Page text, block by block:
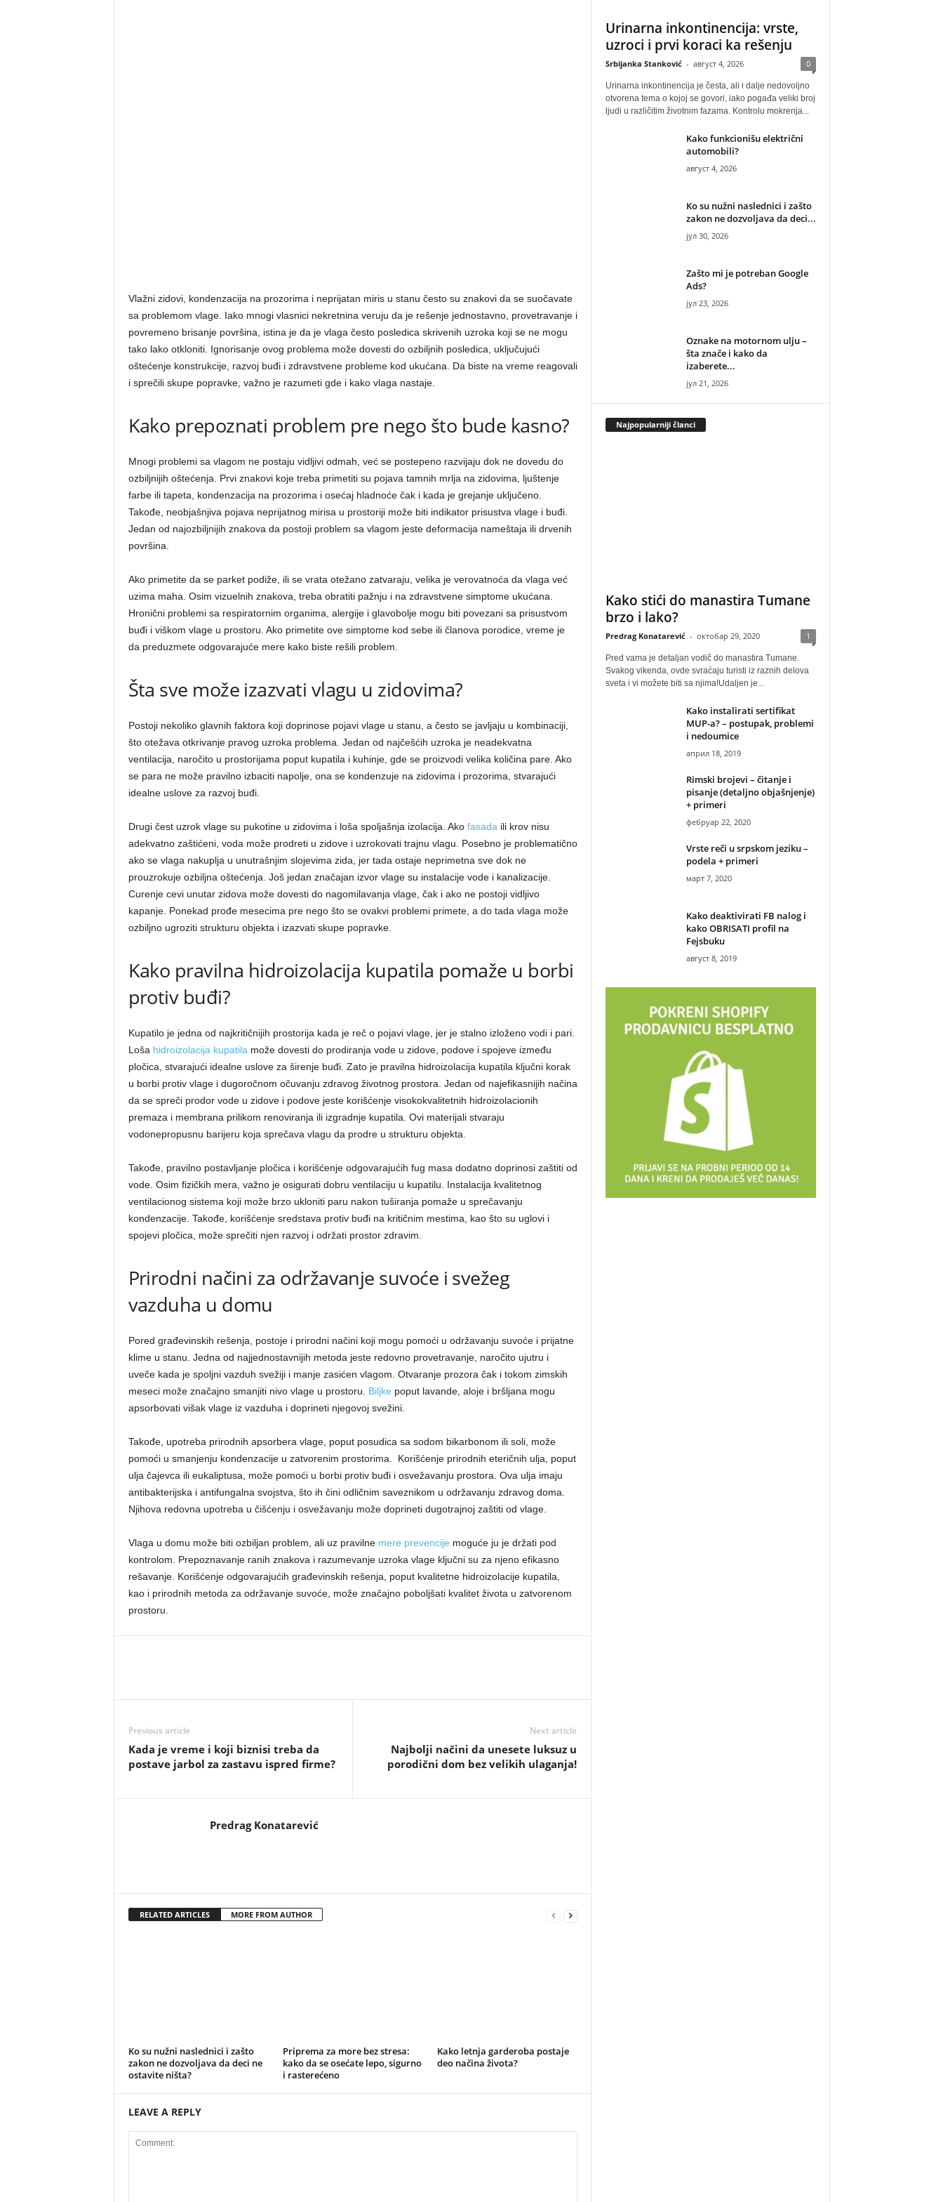
Vlažni zidovi, kondenzacija na prozorima i neprijatan miris u stanu često su znakovi da se suočavate
sa problemom vlage. Iako mnogi vlasnici nekretnina veruju da je rešenje jednostavno, provetravanje i
povremeno brisanje površina, istina je da je vlaga često posledica skrivenih uzroka koji se ne mogu
tako lako otkloniti. Ignorisanje ovog problema može dovesti do ozbiljnih posledica, uključujući
oštećenje konstrukcije, razvoj buđi i zdravstvene probleme kod ukućana. Da biste na vreme reagovali
i sprečili skupe popravke, važno je razumeti gde i kako vlaga nastaje.
Kako prepoznati problem pre nego što bude kasno?
Mnogi problemi sa vlagom ne postaju vidljivi odmah, već se postepeno razvijaju dok ne dovedu do
ozbiljnijih oštećenja. Prvi znakovi koje treba primetiti su pojava tamnih mrlja na zidovima, ljuštenje
farbe ili tapeta, kondenzacija na prozorima i osećaj hladnoće čak i kada je grejanje uključeno.
Takođe, neobjašnjiva pojava neprijatnog mirisa u prostoriji može biti indikator prisustva vlage i buđi.
Jedan od najozbiljnijih znakova da postoji problem sa vlagom jeste deformacija nameštaja ili drvenih
površina.
Ako primetite da se parket podiže, ili se vrata otežano zatvaraju, velika je verovatnoća da vlaga već
uzima maha. Osim vizuelnih znakova, treba obratiti pažnju i na zdravstvene simptome ukućana.
Hronični problemi sa respiratornim organima, alergije i glavobolje mogu biti povezani sa prisustvom
buđi i viškom vlage u prostoru. Ako primetite ove simptome kod sebe ili članova porodice, vreme je
da preduzmete odgovarajuće mere kako biste rešili problem.
Šta sve može izazvati vlagu u zidovima?
Postoji nekoliko glavnih faktora koji doprinose pojavi vlage u stanu, a često se javljaju u kombinaciji,
što otežava otkrivanje pravog uzroka problema. Jedan od najčešćih uzroka je neadekvatna
ventilacija, naročito u prostorijama poput kupatila i kuhinje, gde se proizvodi velika količina pare. Ako
se para ne može pravilno izbaciti napolje, ona se kondenzuje na zidovima i prozorima, stvarajući
idealne uslove za razvoj buđi.
Drugi čest uzrok vlage su pukotine u zidovima i loša spoljašnja izolacija. Ako fasada ili krov nisu
adekvatno zaštićeni, voda može prodreti u zidove i uzrokovati trajnu vlagu. Posebno je problematično
ako se vlaga nakuplja u unutrašnjim slojevima zida, jer tada ostaje neprimetna sve dok ne
prouzrokuje ozbiljna oštećenja. Još jedan značajan izvor vlage su instalacije vode i kanalizacije.
Curenje cevi unutar zidova može dovesti do nagomilavanja vlage, čak i ako ne postoji vidljivo
kapanje. Ponekad prođe mesecima pre nego što se ovakvi problemi primete, a do tada vlaga može
ozbiljno ugroziti strukturu objekta i izazvati skupe popravke.
Kako pravilna hidroizolacija kupatila pomaže u borbi
protiv buđi?
Kupatilo je jedna od najkritičnijih prostorija kada je reč o pojavi vlage, jer je stalno izloženo vodi i pari.
Loša hidroizolacija kupatila može dovesti do prodiranja vode u zidove, podove i spojeve između
pločica, stvarajući idealne uslove za širenje buđi. Zato je pravilna hidroizolacija kupatila ključni korak
u borbi protiv vlage i dugoročnom očuvanju zdravog životnog prostora. Jedan od najefikasnijih načina
da se spreči prodor vode u zidove i podove jeste korišćenje visokokvalitetnih hidroizolacionih
premaza i membrana prilikom renoviranja ili izgradnje kupatila. Ovi materijali stvaraju
vodonepropusnu barijeru koja sprečava vlagu da prodre u strukturu objekta.
Takođe, pravilno postavljanje pločica i korišćenje odgovarajućih fug masa dodatno doprinosi zaštiti od
vode. Osim fizičkih mera, važno je osigurati dobru ventilaciju u kupatilu. Instalacija kvalitetnog
ventilacionog sistema koji može brzo ukloniti paru nakon tuširanja pomaže u sprečavanju
kondenzacije. Takođe, korišćenje sredstava protiv buđi na kritičnim mestima, kao što su uglovi i
spojevi pločica, može sprečiti njen razvoj i održati prostor zdravim.
Prirodni načini za održavanje suvoće i svežeg
vazduha u domu
Pored građevinskih rešenja, postoje i prirodni načini koji mogu pomoći u održavanju suvoće i prijatne
klime u stanu. Jedna od najjednostavnijih metoda jeste redovno provetravanje, naročito ujutru i
uveče kada je spoljni vazduh svežiji i manje zasićen vlagom. Otvaranje prozora čak i tokom zimskih
meseci može značajno smanjiti nivo vlage u prostoru. Biljke poput lavande, aloje i bršljana mogu
apsorbovati višak vlage iz vazduha i doprineti njegovoj svežini.
Takođe, upotreba prirodnih apsorbera vlage, poput posudica sa sodom bikarbonom ili soli, može
pomoći u smanjenju kondenzacije u zatvorenim prostorima. Korišćenje prirodnih eteričnih ulja, poput
ulja čajevca ili eukaliptusa, može pomoći u borbi protiv buđi i osvežavanju prostora. Ova ulja imaju
antibakterijska i antifungalna svojstva, što ih čini odličnim saveznikom u održavanju zdravog doma.
Njihova redovna upotreba u čišćenju i osvežavanju može doprineti dugotrajnoj zaštiti od vlage.
Vlaga u domu može biti ozbiljan problem, ali uz pravilne mere prevencije moguće ju je držati pod
kontrolom. Prepoznavanje ranih znakova i razumevanje uzroka vlage ključni su za njeno efikasno
rešavanje. Korišćenje odgovarajućih građevinskih rešenja, poput kvalitetne hidroizolacije kupatila,
kao i prirodnih metoda za održavanje suvoće, može značajno poboljšati kvalitet života u zatvorenom
prostoru.
Previous article
Kada je vreme i koji biznisi treba da
postave jarbol za zastavu ispred firme?
Next article
Najbolji načini da unesete luksuz u
porodični dom bez velikih ulaganja!
Predrag Konatarević
RELATED ARTICLES MORE FROM AUTHOR
Ko su nužni naslednici i zašto
zakon ne dozvoljava da deci ne
ostavite ništa?
Priprema za more bez stresa:
kako da se osećate lepo, sigurno
i rasterećeno
Kako letnja garderoba postaje
deo načina života?
LEAVE A REPLY
Urinarna inkontinencija: vrste,
uzroci i prvi koraci ka rešenju
Srbijanka Stanković - август 4, 2026 0
Urinarna inkontinencija je česta, ali i dalje nedovoljno
otvorena tema o kojoj se govori, iako pogađa veliki broj
ljudi u različitim životnim fazama. Kontrolu mokrenja...
Kako funkcionišu električni
automobili?
август 4, 2026
Ko su nužni naslednici i zašto
zakon ne dozvoljava da deci...
јул 30, 2026
Zašto mi je potreban Google
Ads?
јул 23, 2026
Oznake na motornom ulju –
šta znače i kako da
izaberete...
јул 21, 2026
Najpopularniji članci
Kako stići do manastira Tumane
brzo i lako?
Predrag Konatarević - октобар 29, 2020 1
Pred vama je detaljan vodič do manastira Tumane.
Svakog vikenda, ovde svraćaju turisti iz raznih delova
sveta i vi možete biti sa njima!Udaljen je...
Kako instalirati sertifikat
MUP-a? – postupak, problemi
i nedoumice
април 18, 2019
Rimski brojevi – čitanje i
pisanje (detaljno objašnjenje)
+ primeri
фебруар 22, 2020
Vrste reči u srpskom jeziku –
podela + primeri
март 7, 2020
Kako deaktivirati FB nalog i
kako OBRISATI profil na
Fejsbuku
август 8, 2019